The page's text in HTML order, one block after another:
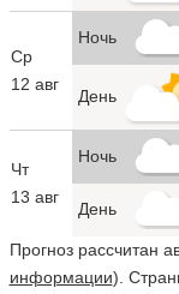
Ср
12 авг
Ночь
День
Чт
13 авг
Ночь
День
Прогноз рассчитан
информации).